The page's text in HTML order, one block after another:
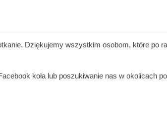
Dziękujemy wszystkim osobom, które po
koła lub poszukiwanie nas w okolicach